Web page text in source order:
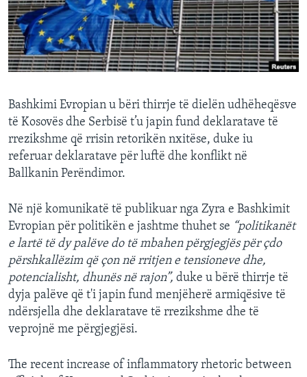
INTERVISTA
DITARI
Bashkimi Evropian u bëri thirrje të dielën udhëheqësve
të Kosovës dhe Serbisë t’u japin fund deklaratave të
rrezikshme që rrisin retorikën nxitëse, duke iu
referuar deklaratave për luftë dhe konflikt në
Ballkanin Perëndimor.
Në një komunikatë të publikuar nga Zyra e Bashkimit
Evropian për politikën e jashtme thuhet se “politikanët
e lartë të dy palëve do të mbahen përgjegjës për çdo
përshkallëzim që çon në rritjen e tensioneve dhe,
potencialisht, dhunës në rajon”, duke u bërë thirrje të
dyja palëve që t'i japin fund menjëherë armiqësive të
ndërsjella dhe deklaratave të rrezikshme dhe të
veprojnë me përgjegjësi.
The recent increase of inflammatory rhetoric between